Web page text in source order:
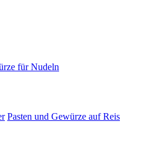
für Nudeln
Pasten und Gewürze auf Reis